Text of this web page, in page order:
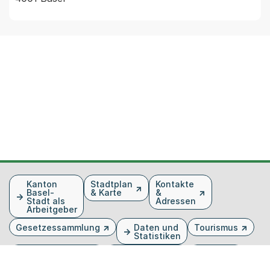
FusszeileKanton
Basel-
Stadt als
Arbeitgeber
Stadtplan
& Karte
Kontakte
&
Adressen
Gesetzessammlung
Daten und
Statistiken
Tourismus